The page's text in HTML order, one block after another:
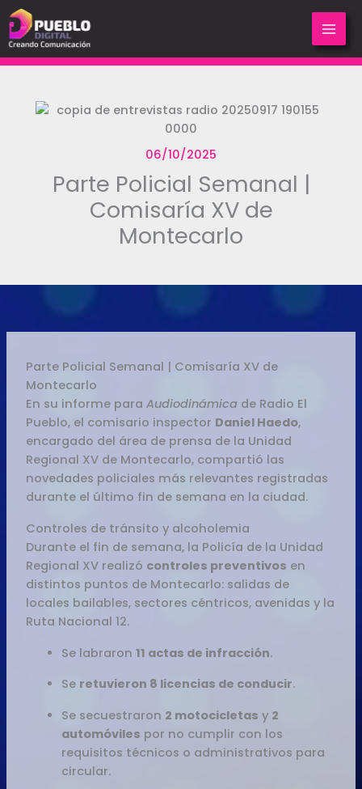
al
contenido
06/10/2025
Parte Policial Semanal |
Comisaría XV de
Montecarlo
Parte Policial Semanal | Comisaría XV de
Montecarlo
En su informe paraAudiodinámica de Radio El
Pueblo, el comisario inspector Daniel Haedo,
encargado del área de prensa de la Unidad
Regional XV de Montecarlo, compartió las
novedades policiales más relevantes registradas
durante el último fin de semana en la ciudad.
Controles de tránsito y alcoholemia
Durante el fin de semana, la Policía de la Unidad
Regional XV realizó controles preventivos en
distintos puntos de Montecarlo: salidas de
locales bailables, sectores céntricos, avenidas y la
Ruta Nacional 12.
Se labraron11 actas de infracción.
Se retuvieron 8 licencias de conducir.
Se secuestraron 2 motocicletas y 2
automóviles por no cumplir con los
requisitos técnicos o administrativos para
circular.